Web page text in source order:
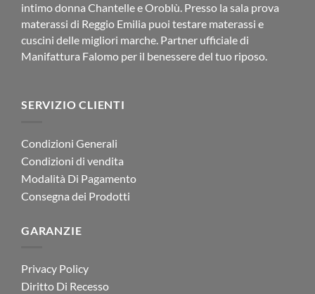
intimo donna Chantelle e Oroblù. Presso la sala prova
materassi di Reggio Emilia puoi testare materassi e
cuscini delle migliori marche. Partner ufficiale di
Manifattura Falomo per il benessere del tuo riposo.
SERVIZIO CLIENTI
Condizioni Generali
Condizioni di vendita
Modalità Di Pagamento
Consegna dei Prodotti
GARANZIE
Privacy Policy
Diritto Di Recesso